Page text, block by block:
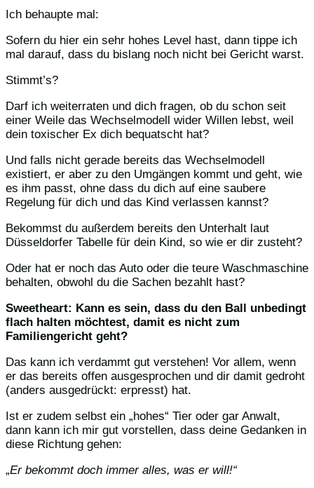
Ich behaupte mal:
Sofern du hier ein sehr hohes Level hast, dann tippe ich
mal darauf, dass du bislang noch nicht bei Gericht warst.
Stimmt’s?
Darf ich weiterraten und dich fragen, ob du schon seit
einer Weile das Wechselmodell wider Willen lebst, weil
dein toxischer Ex dich bequatscht hat?
Und falls nicht gerade bereits das Wechselmodell
existiert, er aber zu den Umgängen kommt und geht, wie
es ihm passt, ohne dass du dich auf eine saubere
Regelung für dich und das Kind verlassen kannst?
Bekommst du außerdem bereits den Unterhalt laut
Düsseldorfer Tabelle für dein Kind, so wie er dir zusteht?
Oder hat er noch das Auto oder die teure Waschmaschine
behalten, obwohl du die Sachen bezahlt hast?
Sweetheart: Kann es sein, dass du den Ball unbedingt
flach halten möchtest, damit es nicht zum
Familiengericht geht?
Das kann ich verdammt gut verstehen! Vor allem, wenn
er das bereits offen ausgesprochen und dir damit gedroht
(anders ausgedrückt: erpresst) hat.
Ist er zudem selbst ein „hohes“ Tier oder gar Anwalt,
dann kann ich mir gut vorstellen, dass deine Gedanken in
diese Richtung gehen:
„Er bekommt doch immer alles, was er will!“